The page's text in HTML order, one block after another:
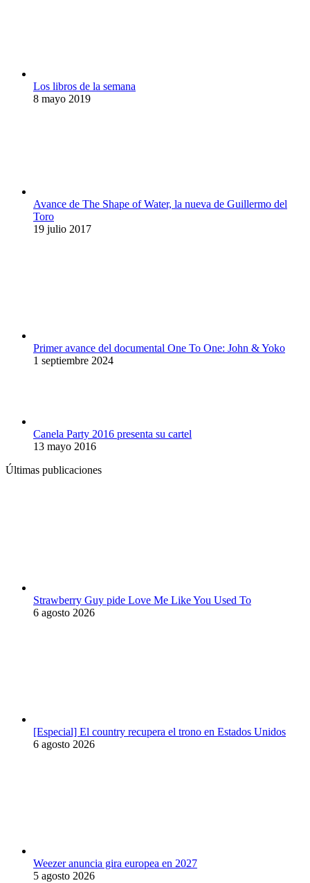
Los libros de la semana
8 mayo 2019
Avance de The Shape of Water, la nueva de Guillermo del
Toro
19 julio 2017
Primer avance del documental One To One: John & Yoko
1 septiembre 2024
Canela Party 2016 presenta su cartel
13 mayo 2016
Últimas publicaciones
Strawberry Guy pide Love Me Like You Used To
6 agosto 2026
[Especial] El country recupera el trono en Estados Unidos
6 agosto 2026
Weezer anuncia gira europea en 2027
5 agosto 2026